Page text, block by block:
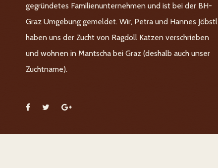
gegründetes Familienunternehmen und ist bei der BH-
Graz Umgebung gemeldet. Wir, Petra und Hannes Jöbstl
haben uns der Zucht von Ragdoll Katzen verschrieben
und wohnen in Mantscha bei Graz (deshalb auch unser
Zuchtname).